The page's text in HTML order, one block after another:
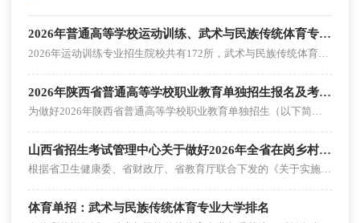
2026年普通高等学校运动训练、武术与民族传统体育专业招生院校
2026年陕西省普通高等学校职业教育单独招生报名及考试工作实施办法
为做好2026年陕西省普通高等学校职业教育单独招生（以下简称“职教单招”）报名及考试工作，根据教育部、省教材及招生委员会及省教育厅相关规定，制定本实施办法。
山西省招生考试管理中心关于做好2026年全省在岗乡村医生实行高职院校单独招生工作的通知
根据省卫生健康委、省财政厅、省教育厅联合下发的《关于实施全省在岗乡村医生普通高等教育大专学历提升教育项目的通知》（晋卫基层发〔2021〕2号）《山西省卫生健康委员会关于做好2026年全省在岗乡村医生普通高等教育大专学历提升教育工作的通知》（晋卫基层函〔2025〕7号）文件，我省2026年继续实施在岗乡村医生实行高职院校单独招生，旨在进一步加强乡村卫生人才队伍建设，提升基层医疗卫生服务能力。
体育单招：武术与民族传统体育专业大学排名